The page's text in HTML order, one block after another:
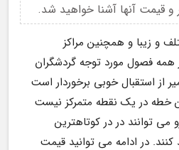
و قیمت آنها آشنا خواهید شد.